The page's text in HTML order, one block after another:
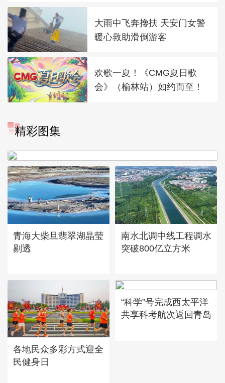
大雨中飞奔搀扶 天安门女警
暖心救助滑倒游客
欢歌一夏！《CMG夏日歌
会》（榆林站）如约而至！
精彩图集
“大地指纹”奏响夏夜文旅乐
青海大柴旦翡翠湖晶莹
剔透
南水北调中线工程调水
突破800亿立方米
各地民众多彩方式迎全
民健身日
“科学”号完成西太平洋
共享科考航次返回青岛